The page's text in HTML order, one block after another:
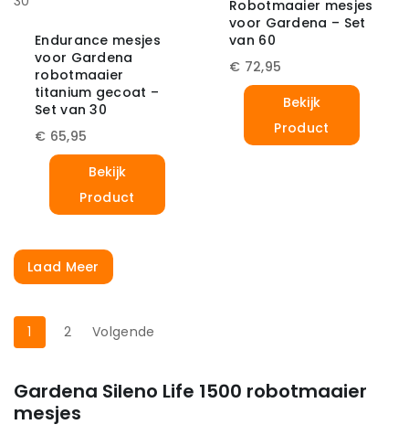
Endurance mesjes
voor Gardena
robotmaaier
titanium gecoat –
Set van 30
€ 65,95
Bekijk
Product
Robotmaaier mesjes
voor Gardena – Set
van 60
€ 72,95
Bekijk
Product
Laad Meer
1 2 Volgende
Gardena Sileno Life 1500 robotmaaier
mesjes